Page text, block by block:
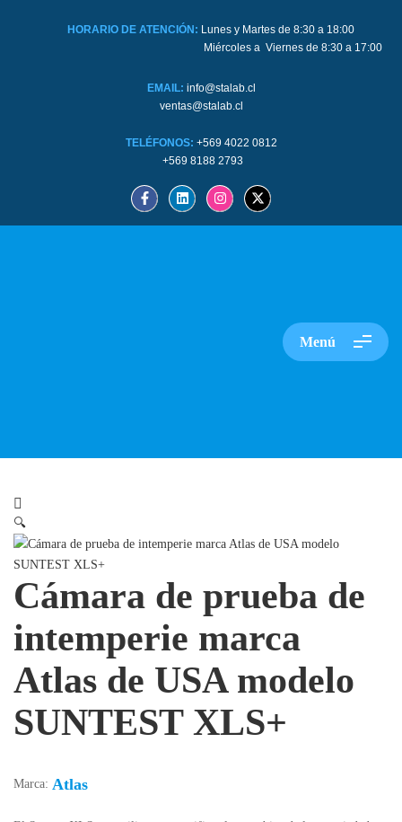
HORARIO DE ATENCIÓN: Lunes y Martes de 8:30 a 18:00
Miércoles a Viernes de 8:30 a 17:00
EMAIL: info@stalab.cl
ventas@stalab.cl
TELÉFONOS:+569 4022 0812
+569 8188 2793
Menú
🔍
Cámara de prueba de
intemperie marca
Atlas de USA modelo
SUNTEST XLS+
Marca: Atlas